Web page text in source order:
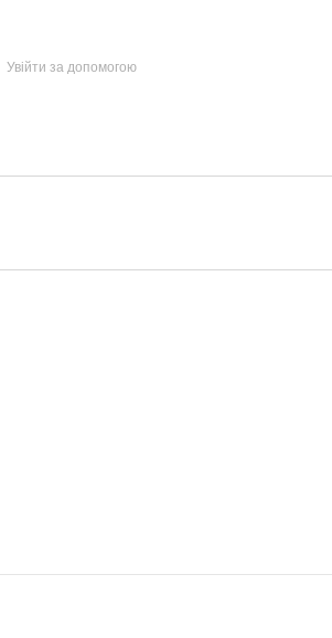
Увійти за допомогою